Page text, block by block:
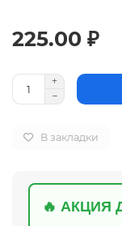
225.00 ₽
В закладки
🔥 АКЦИЯ